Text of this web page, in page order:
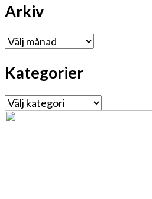
Arkiv
Arkiv
Kategorier
Kategorier